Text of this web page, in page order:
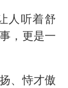
人听着舒
，更是一
、恃才傲